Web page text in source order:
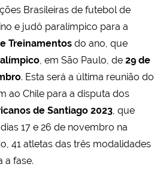
Brasileiras de futebol de
e judô paralímpico para a
Treinamentos do ano, que
, em São Paulo, de 29 de
. Esta será a última reunião do
ao Chile para a disputa dos
de Santiago 2023, que
17 e 26 de novembro na
41 atletas das três modalidades
a fase.